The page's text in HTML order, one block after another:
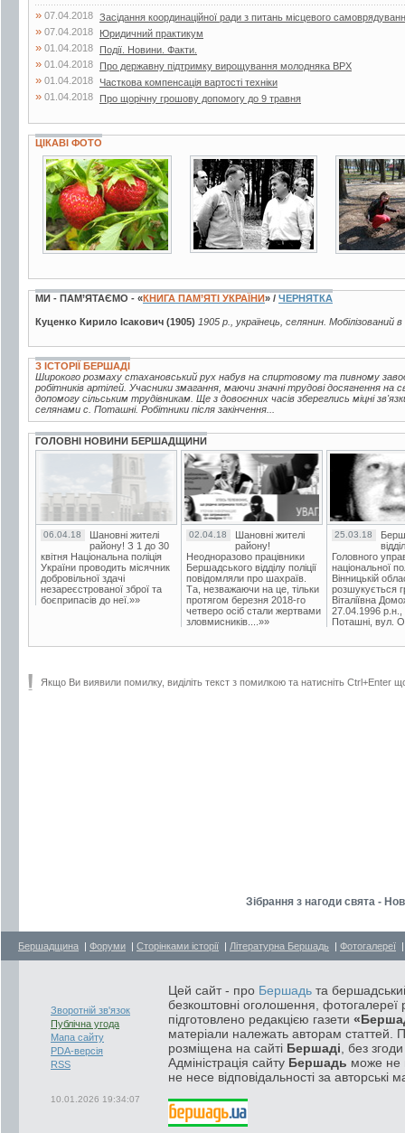
» 07.04.2018 Засідання координаційної ради з питань місцевого
» 07.04.2018 Юридичний практикум
» 01.04.2018 Події. Новини. Факти.
» 01.04.2018 Про державну підтримку вирощування молодняка ВРХ
» 01.04.2018 Часткова компенсація вартості техніки
» 01.04.2018 Про щорічну грошову допомогу до 9 травня
ЦІКАВІ ФОТО
7 фото 6 фото 9 фото
МИ - ПАМ’ЯТАЄМО - «КНИГА ПАМ’ЯТІ УКРАЇНИ» / ЧЕРНЯТКА
Куценко Кирило Ісакович (1905) 1905 р., українець, селянин. Мобілізований
З ІСТОРІЇ БЕРШАДІ
Широкого розмаху стахановський рух набув на спиртовому та пивному
робітників артілей. Учасники змагання, маючи значні трудові досягнення на
допомогу сільським трудівникам. Ще з довоєнних часів збереглись міцні
селянами с. Поташні. Робітники після закінчення...
ГОЛОВНІ НОВИНИ БЕРШАДЩИНИ
06.04.18
Шановні жителі
району! З 1 до 30
квітня Національна поліція
України проводить місячник
добровільної здачі
незареєстрованої зброї та
боєприпасів до неї.»»
02.04.18
Шановні жителі
району!
Неодноразово працівники
Бершадського відділу поліції
повідомляли про шахраїв.
Та, незважаючи на це, тільки
протягом березня 2018-го
четверо осіб стали жертвами
зловмисників....»»
25.03.18
Головного
національної
Вінницькій
розшукується
Віталіївна
27.04.1996 р.н.,
Поташні, вул.
Якщо Ви виявили помилку, виділіть текст з помилкою та натисніть Ctrl+Enter
Зібрання з нагоди свята -
Бершадщина | Форуми | Сторінками історії | Літературна Бершадь | Фотогалереї
Зворотній зв'язок
Публічна угода
Мапа сайту
PDA-версія
RSS
10.01.2026 19:34:07
Цей сайт - про Бершадь та
безкоштовні оголошення, фотогалереї
підготовлено редакцією газети
матеріали належать авторам статтей.
розміщена на сайті Бершаді , без
Адміністрація сайту Бершадь може не
не несе відповідальності за авторські